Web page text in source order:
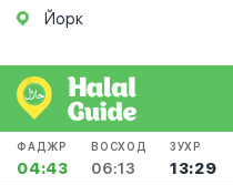
Йорк
ФАДЖР
04:43
ВОСХОД
06:13
ЗУХР
13:29